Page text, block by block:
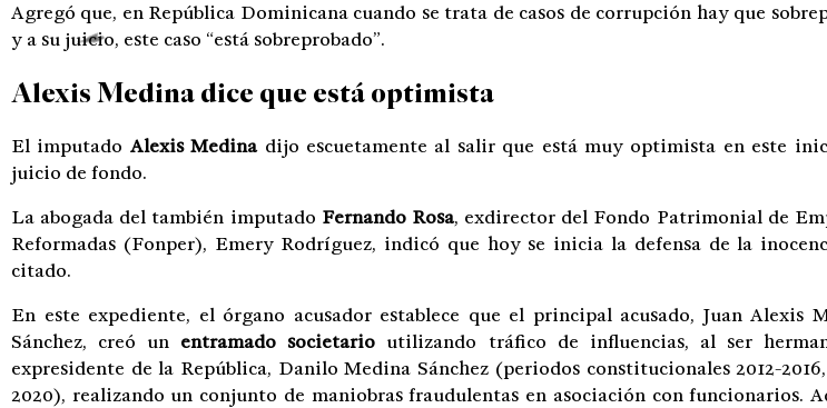
Agregó que, en República Dominicana cuando se trata de casos de corrupción hay que
y a su juicio, este caso “está sobreprobado”.
Alexis Medina dice que está optimista
El imputado Alexis Medina dijo escuetamente al salir que está muy optimista en este
juicio de fondo.
La abogada del también imputado Fernando Rosa, exdirector del Fondo Patrimonial de
Reformadas (Fonper), Emery Rodríguez, indicó que hoy se inicia la defensa de la
citado.
En este expediente, el órgano acusador establece que el principal acusado, Juan Alexis
Sánchez, creó un entramado societario utilizando tráfico de influencias, al ser
expresidente de la República, Danilo Medina Sánchez (periodos constitucionales 2012-
2020), realizando un conjunto de maniobras fraudulentas en asociación con funcionarios.